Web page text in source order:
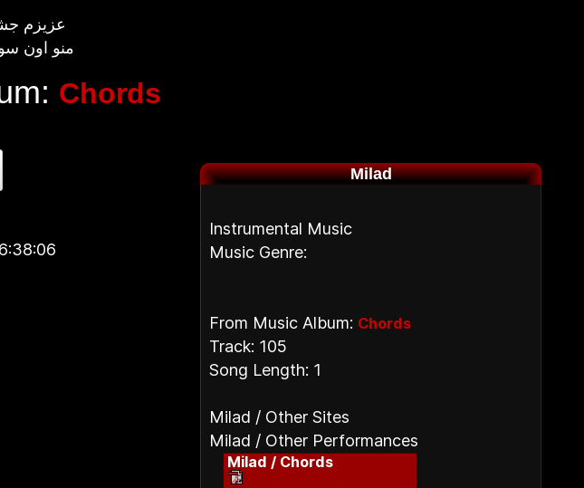
عزیزم
منو اون
Chords
Milad
Instrumental Music
Music Genre:
From Music Album: Chords
Track: 105
Song Length: 1
Milad / Other Sites
Milad / Other Performances
Milad / Chords